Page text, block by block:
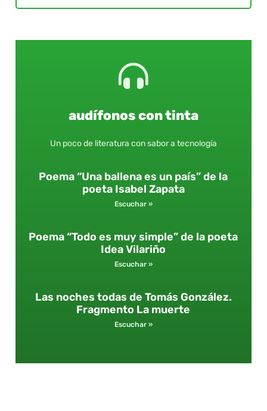
audífonos con tinta
Un poco de literatura con sabor a tecnología
Poema “Una ballena es un país” de la
poeta Isabel Zapata
Escuchar »
Poema “Todo es muy simple” de la poeta
Idea Vilariño
Escuchar »
Las noches todas de Tomás González.
Fragmento La muerte
Escuchar »